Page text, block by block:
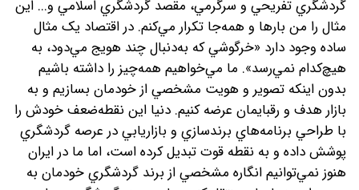
گردشگري تفريحي و سرگرمي، مقصد گردشگري اسلامي و... اين
مثال را من بارها و همه‌جا تکرار مي‌کنم. در اقتصاد يک مثال
ساده وجود دارد «خرگوشي که به‌دنبال چند هويج مي‌دود، به
هيچ‌کدام نمي‌رسد». ما مي‌خواهيم همه‌چيز را داشته باشيم
بدون اينکه تصوير و هويت مشخصي از خودمان بسازيم و به
بازار هدف و رقبايمان عرضه کنيم. دنيا اين نقطه‌ضعف خودش را
با طراحي برنامه‌هاي برندسازي و بازاريابي در عرصه گردشگري
پوشش داده و به نقطه قوت تبديل کرده است، اما ما در ايران
هنوز نمي‌توانيم انگاره مشخصي از برند گردشگري خودمان به